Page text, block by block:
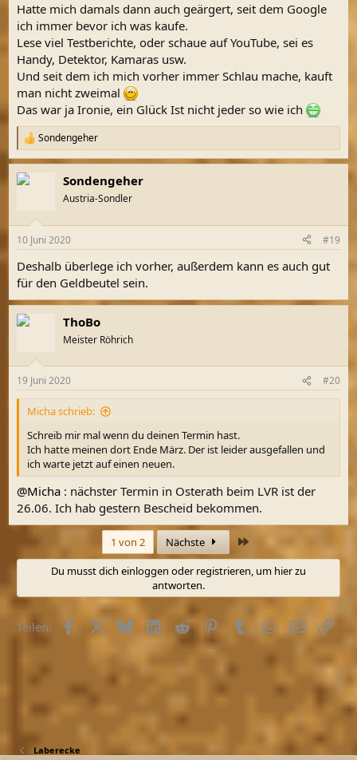
Hatte mich damals dann auch geärgert, seit dem Google
ich immer bevor ich was kaufe.
Lese viel Testberichte, oder schaue auf YouTube, sei es
Handy, Detektor, Kamaras usw.
Und seit dem ich mich vorher immer Schlau mache, kauft
man nicht zweimal
Das war ja Ironie, ein Glück Ist nicht jeder so wie ich
R
e
a
k
e
:
Sondengeher
Sondengeher
Austria-Sondler
10 Juni 2020 #19
Deshalb überlege ich vorher, außerdem kann es auch gut
für den Geldbeutel sein.
ThoBo
Meister Röhrich
19 Juni 2020 #20
Micha schrieb:
Schreib mir mal wenn du deinen Termin hast.
Ich hatte meinen dort Ende März. Der ist leider ausgefallen und
ich warte jetzt auf einen neuen.
@Micha : nächster Termin in Osterath beim LVR ist der
26.06. Ich hab gestern Bescheid bekommen.
1 von 2 Nächste
Du musst dich einloggen oder registrieren, um hier zu
antworten.
Teilen: FacebookX (Twitter)
BlueskyLinkedIn
Reddit PinterestTumblrWhatsApp
E-MailLink
Laberecke